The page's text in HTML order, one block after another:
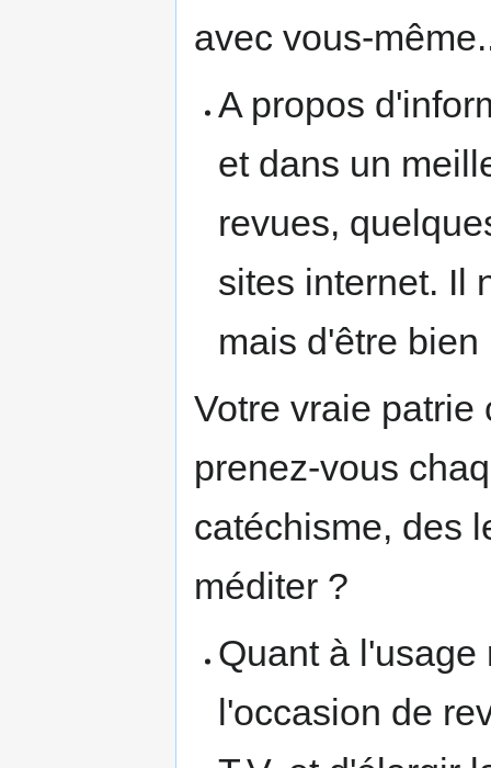
avec vous-
A propos
et dans un
revues,
sites internet. Il
mais d'être
Votre vraie patrie
prenez-vous
catéchisme, des
méditer ?
Quant à l'usage
l'occasion de